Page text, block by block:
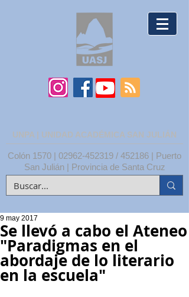
UNPA | UNIDAD ACADÉMICA SAN JULIÁN
Colón 1570 | 02962-452319 / 452186 | Puerto
San Julián | Provincia de Santa Cruz
Se llevó a cabo el Ateneo
"Paradigmas en el
abordaje de lo literario
en la escuela"
9 may 2017